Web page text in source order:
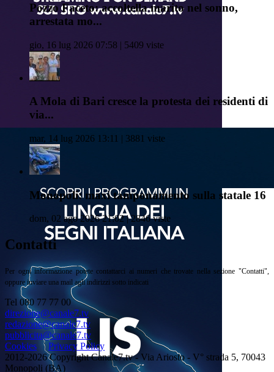
Pozzo Faceto: accoltella marito nel sonno,
arrestata mo...
gio, 16 lug 2026 07:58 | 5409 viste
A Mola di Bari cresce la protesta dei residenti di
via...
mar, 14 lug 2026 13:11 | 3881 viste
Monopoli: maxi tamponamento sulla statale 16
dom, 02 ago 2026 21:02 | 2846 viste
Contatti
Per ogni informazione potete contattarci ai numeri che trovate nella sezione "Contatti",
oppure inviare una mail agli indirizzi sotto indicati
Tel 080 77 77 00
direzione@canale7.tv
redazione@canale7.tv
pubblicita@canale7.tv
Cookies
Privacy Policy
2012-2026 Copyright Canale7.tv - Via Ariosto - V° strada 5, 70043
Monopoli (BA)